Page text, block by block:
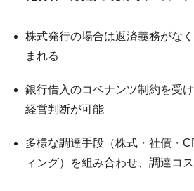
株式発行の場合は返済義務がな
まれる
銀行借入のコベナンツ制約を受
経営判断が可能
多様な調達手段（株式・社債・
ィング）を組み合わせ、調達コ